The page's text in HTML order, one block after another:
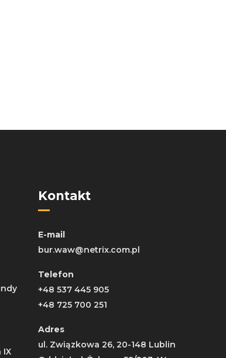
IX
Kontakt
E-mail
bur.waw@netrix.com.pl
Telefon
+48 537 445 905
+48 725 700 251
Adres
ul. Związkowa 26, 20-148 Lublin